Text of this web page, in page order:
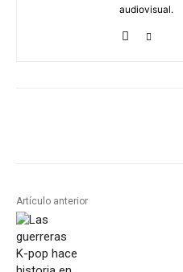
audiovisual.
Artículo anterior